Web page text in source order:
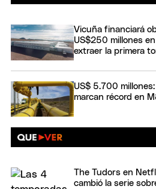
Vicuña financiará
US$250 millones
extraer la primera
US$ 5.700
marcan récord en
The Tudors en
cambió la serie